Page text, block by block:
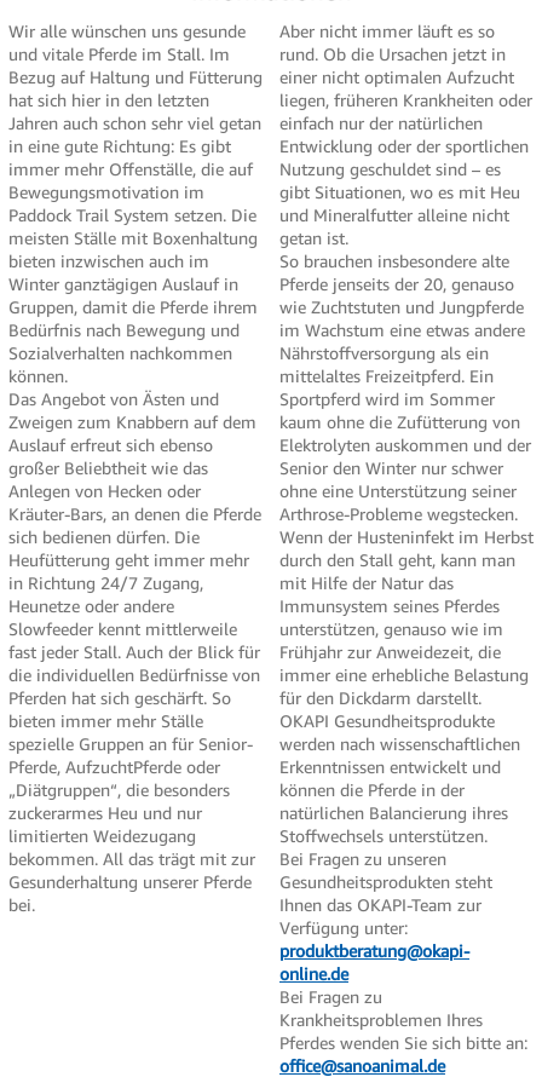
Wir alle wünschen uns gesunde
und vitale Pferde im Stall. Im
Bezug auf Haltung und Fütterung
hat sich hier in den letzten
Jahren auch schon sehr viel getan
in eine gute Richtung: Es gibt
immer mehr Offenställe, die auf
Bewegungsmotivation im
Paddock Trail System setzen. Die
meisten Ställe mit Boxenhaltung
bieten inzwischen auch im
Winter ganztägigen Auslauf in
Gruppen, damit die Pferde ihrem
Bedürfnis nach Bewegung und
Sozialverhalten nachkommen
können.
Das Angebot von Ästen und
Zweigen zum Knabbern auf dem
Auslauf erfreut sich ebenso
großer Beliebtheit wie das
Anlegen von Hecken oder
Kräuter-Bars, an denen die Pferde
sich bedienen dürfen. Die
Heufütterung geht immer mehr
in Richtung 24/7 Zugang,
Heunetze oder andere
Slowfeeder kennt mittlerweile
fast jeder Stall. Auch der Blick für
die individuellen Bedürfnisse von
Pferden hat sich geschärft. So
bieten immer mehr Ställe
spezielle Gruppen an für Senior-
Pferde, AufzuchtPferde oder
„Diätgruppen“, die besonders
zuckerarmes Heu und nur
limitierten Weidezugang
bekommen. All das trägt mit zur
Gesunderhaltung unserer Pferde
bei.
Aber nicht immer läuft es so
rund. Ob die Ursachen jetzt in
einer nicht optimalen Aufzucht
liegen, früheren Krankheiten oder
einfach nur der natürlichen
Entwicklung oder der sportlichen
Nutzung geschuldet sind – es
gibt Situationen, wo es mit Heu
und Mineralfutter alleine nicht
getan ist.
So brauchen insbesondere alte
Pferde jenseits der 20, genauso
wie Zuchtstuten und Jungpferde
im Wachstum eine etwas andere
Nährstoffversorgung als ein
mittelaltes Freizeitpferd. Ein
Sportpferd wird im Sommer
kaum ohne die Zufütterung von
Elektrolyten auskommen und der
Senior den Winter nur schwer
ohne eine Unterstützung seiner
Arthrose-Probleme wegstecken.
Wenn der Husteninfekt im Herbst
durch den Stall geht, kann man
mit Hilfe der Natur das
Immunsystem seines Pferdes
unterstützen, genauso wie im
Frühjahr zur Anweidezeit, die
immer eine erhebliche Belastung
für den Dickdarm darstellt.
OKAPI Gesundheitsprodukte
werden nach wissenschaftlichen
Erkenntnissen entwickelt und
können die Pferde in der
natürlichen Balancierung ihres
Stoffwechsels unterstützen.
Bei Fragen zu unseren
Gesundheitsprodukten steht
Ihnen das OKAPI-Team zur
Verfügung unter:
produktberatung@okapi-
online.de
Bei Fragen zu
Krankheitsproblemen Ihres
Pferdes wenden Sie sich bitte an:
office@sanoanimal.de